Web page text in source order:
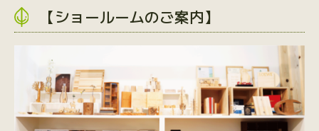
【ショールームのご案内】